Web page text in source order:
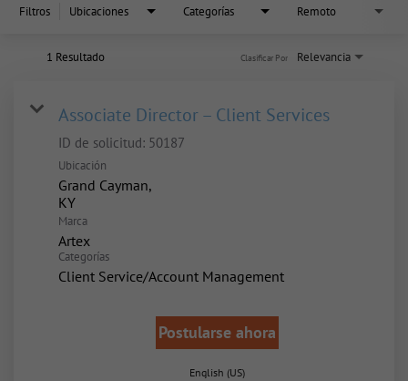
Filtros Ubicaciones Categorías Remoto
1 Resultado Relevancia
Clasificar Por
Associate Director – Client Services
ID de solicitud: 50187
Ubicación
Grand Cayman,
Marca
Artex
Categorías
Client Service/Account Management
Postularse ahora
English (US)